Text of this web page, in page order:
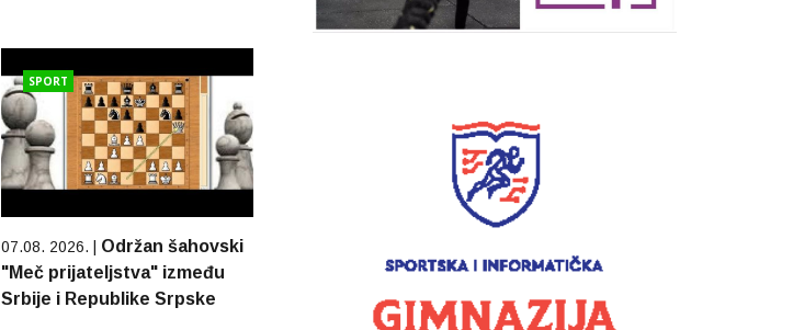
SPORT
07.08. 2026. | Održan šahovski
"Meč prijateljstva" između
Srbije i Republike Srpske